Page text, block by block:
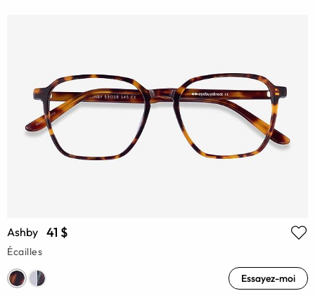
Ashby 41 $
Écailles
Essayez-moi